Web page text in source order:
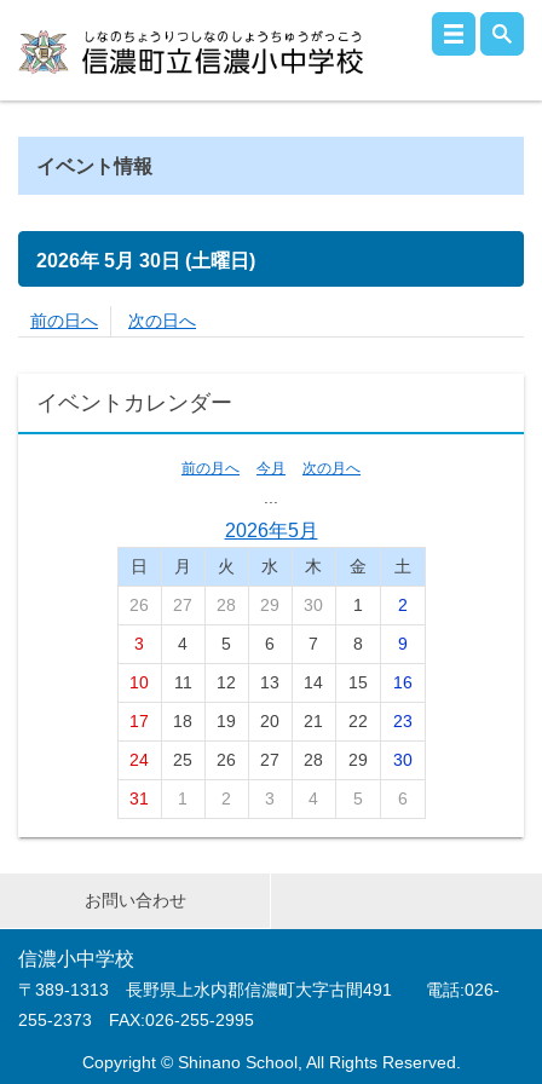
イベント情報
2026年 5月 30日 (土曜日)
前の日へ 次の日へ
イベントカレンダー
前の月へ 今月 次の月へ
2026年5月
日 月 火 水 木 金
土
26
27 28 29 30 1
2
3
4 5 6 7 8
9
10
11 12 13 14 15
16
17
18 19 20 21 22
23
24
25 26 27 28 29
30
31
1 2 3 4 5 6
お問い合わせ
信濃小中学校
〒389-1313 長野県上水内郡信濃町大字古間491 電話:026-
255-2373 FAX:026-255-2995
Copyright © Shinano School, All Rights Reserved.